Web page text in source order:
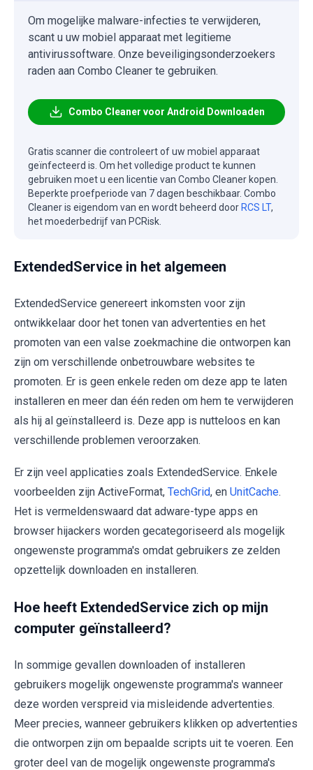
Om mogelijke malware-infecties te verwijderen,
scant u uw mobiel apparaat met legitieme
antivirussoftware. Onze beveiligingsonderzoekers
raden aan Combo Cleaner te gebruiken.
Combo Cleaner voor Android Downloaden
Gratis scanner die controleert of uw mobiel apparaat
geïnfecteerd is. Om het volledige product te kunnen
gebruiken moet u een licentie van Combo Cleaner kopen.
Beperkte proefperiode van 7 dagen beschikbaar. Combo
Cleaner is eigendom van en wordt beheerd doorRCS LT,
het moederbedrijf van PCRisk.
ExtendedService in het algemeen
ExtendedService genereert inkomsten voor zijn
ontwikkelaar door het tonen van advertenties en het
promoten van een valse zoekmachine die ontworpen kan
zijn om verschillende onbetrouwbare websites te
promoten. Er is geen enkele reden om deze app te laten
installeren en meer dan één reden om hem te verwijderen
als hij al geïnstalleerd is. Deze app is nutteloos en kan
verschillende problemen veroorzaken.
Er zijn veel applicaties zoals ExtendedService. Enkele
voorbeelden zijn ActiveFormat, TechGrid, en UnitCache.
Het is vermeldenswaard dat adware-type apps en
browser hijackers worden gecategoriseerd als mogelijk
ongewenste programma's omdat gebruikers ze zelden
opzettelijk downloaden en installeren.
Hoe heeft ExtendedService zich op mijn
computer geïnstalleerd?
In sommige gevallen downloaden of installeren
gebruikers mogelijk ongewenste programma's wanneer
deze worden verspreid via misleidende advertenties.
Meer precies, wanneer gebruikers klikken op advertenties
die ontworpen zijn om bepaalde scripts uit te voeren. Een
groter deel van de mogelijk ongewenste programma's